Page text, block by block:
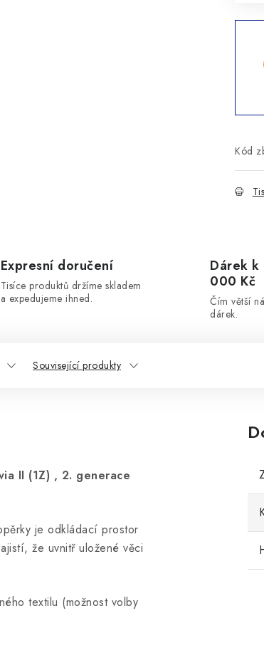
Kód
Expresní doručení
Tisíce produktů držíme skladem
a expedujeme ihned.
Dárek k
000 Kč
Čím větší
dárek.
Související produkty
II (1Z) , 2. generace
je odkládací prostor
že uvnitř uložené věci
textilu (možnost volby